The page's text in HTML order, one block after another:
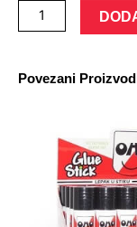
ROLER
UNI
EYE
количина
Povezani